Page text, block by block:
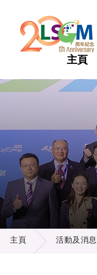
主頁
熱門
熱門
熱門
熱門
熱門
活動及消息
主頁 活動及消息